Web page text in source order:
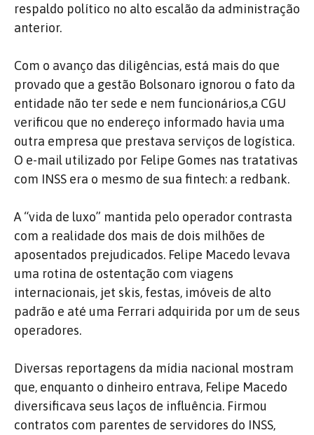
respaldo político no alto escalão da administração
anterior.
Com o avanço das diligências, está mais do que
provado que a gestão Bolsonaro ignorou o fato da
entidade não ter sede e nem funcionários,a CGU
verificou que no endereço informado havia uma
outra empresa que prestava serviços de logística.
O e-mail utilizado por Felipe Gomes nas tratativas
com INSS era o mesmo de sua fintech: a redbank.
A “vida de luxo” mantida pelo operador contrasta
com a realidade dos mais de dois milhões de
aposentados prejudicados. Felipe Macedo levava
uma rotina de ostentação com viagens
internacionais, jet skis, festas, imóveis de alto
padrão e até uma Ferrari adquirida por um de seus
operadores.
Diversas reportagens da mídia nacional mostram
que, enquanto o dinheiro entrava, Felipe Macedo
diversificava seus laços de influência. Firmou
contratos com parentes de servidores do INSS,